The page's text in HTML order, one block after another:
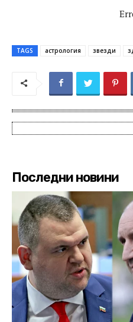
TAGS астрология звезди
Последни новини